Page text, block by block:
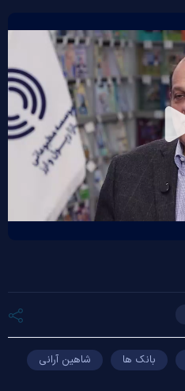
بانک ها شاهین آرانی